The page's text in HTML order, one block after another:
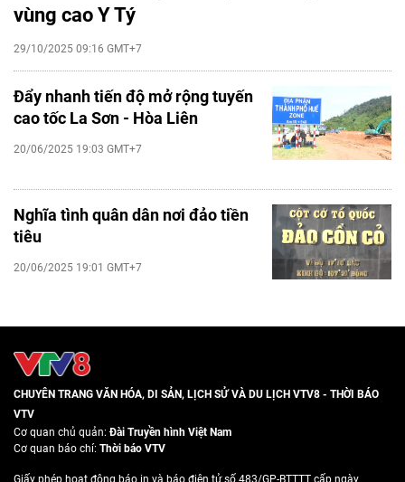
vùng cao Y Tý
29/10/2025 09:16 GMT+7
Đẩy nhanh tiến độ mở rộng tuyến
cao tốc La Sơn - Hòa Liên
20/06/2025 19:03 GMT+7
Nghĩa tình quân dân nơi đảo tiền
tiêu
20/06/2025 19:01 GMT+7
CHUYÊN TRANG VĂN HÓA, DI SẢN, LỊCH SỬ VÀ DU LỊCH VTV8 - THỜI BÁO
VTV
Cơ quan chủ quản:Đài Truyền hình Việt Nam
Cơ quan báo chí: Thời báo VTV